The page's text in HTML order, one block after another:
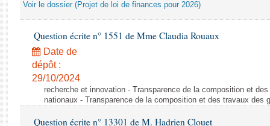
Voir le dossier (Projet de loi de finances pour 2026)
Question écrite n° 1551 de Mme Claudia Rouaux
Date de
dépôt :
29/10/2024
recherche et innovation - Transparence de la composition et
nationaux - Transparence de la composition et des travaux des
Question écrite n° 13301 de M. Hadrien Clouet